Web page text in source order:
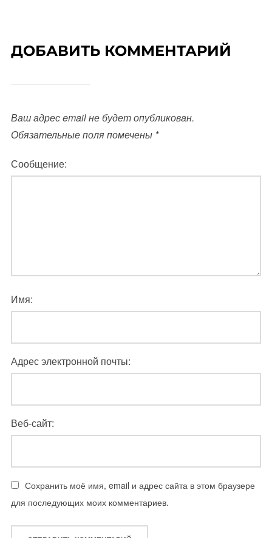
ДОБАВИТЬ КОММЕНТАРИЙ
Ваш адрес email не будет опубликован.
Обязательные поля помечены *
Сообщение:
Имя:
Адрес электронной почты:
Веб-сайт:
Сохранить моё имя, email и адрес сайта в этом браузере
для последующих моих комментариев.